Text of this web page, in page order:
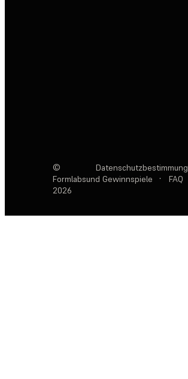
©
Formlabs
2026
und Gewinnspiele
· FAQ